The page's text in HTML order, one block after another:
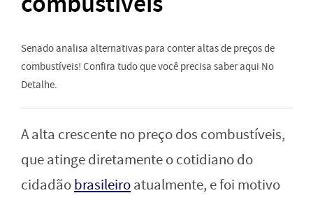
Senado analisa alternativas para conter altas de preços de
combustíveis! Confira tudo que você precisa saber aqui No
Detalhe.
A alta crescente no preço dos combustíveis,
que atinge diretamente o cotidiano do
cidadãobrasileiroatualmente, e foi motivo